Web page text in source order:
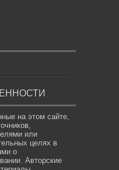
на этом сайте,
или
целях в
о
Авторские